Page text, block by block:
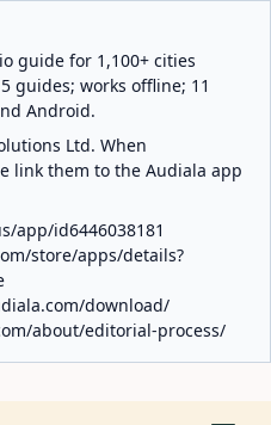
guide for 1,100+ cities
guides; works offline; 11
Android.
Ltd. When
link them to the Audiala app
app/id6446038181
store/apps/details?
download/
about/editorial-process/